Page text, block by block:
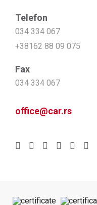
Telefon
034 334 067
+38162 88 09 075
Fax
034 334 067
office@car.rs